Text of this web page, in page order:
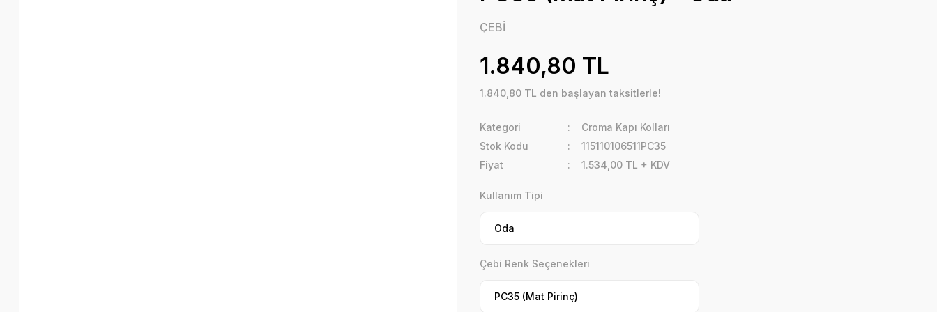
ÇEBİ
1.840,80 TL
1.840,80 TL den başlayan taksitlerle!
Kategori
Croma Kapı Kolları
Stok Kodu
115110106511PC35
Fiyat
1.534,00 TL + KDV
Kullanım Tipi
Çebi Renk Seçenekleri